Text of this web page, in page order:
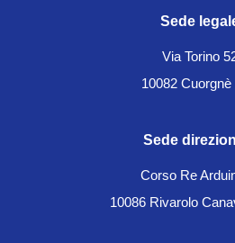
Sede
Via Torino
10082 Cuorgnè
Sede
Corso Re
10086 Rivarolo